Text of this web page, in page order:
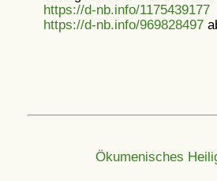
https://d-nb.info/1175439177
https://d-nb.info/969828497
Ökumenisches